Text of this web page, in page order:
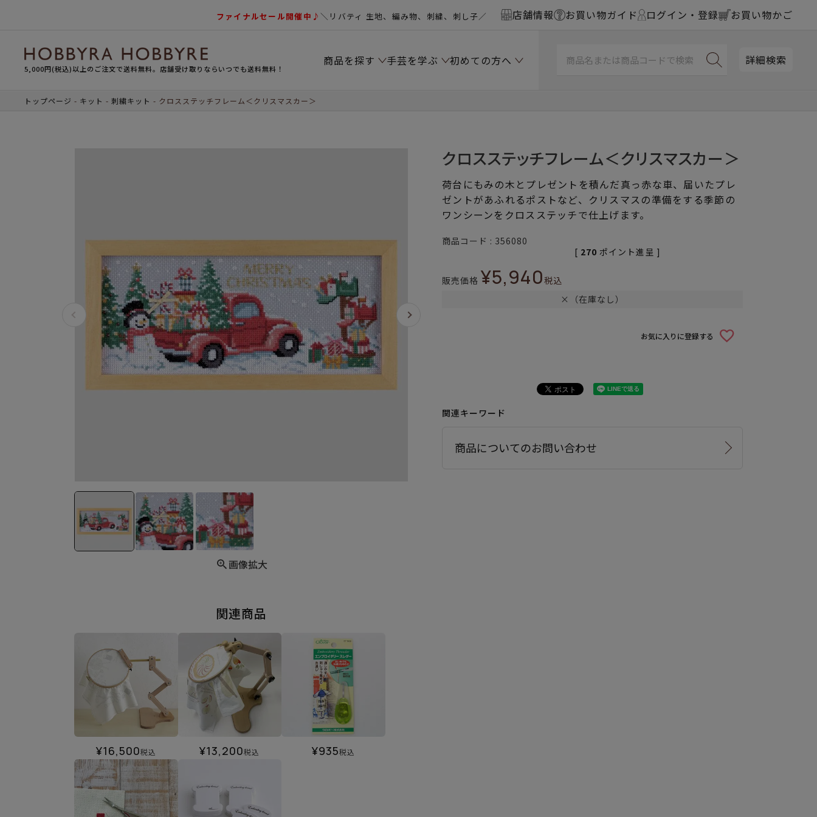
ファイナルセール開催中♪＼リバティ 生地、編み物、刺繍、刺し子／ 店舗情報 お買い物ガイド ログイン・登録 お買い物かご
5,000円(税込)以上のご注文で送料無料。店舗受け取りならいつでも送料無料！
商品を探す 手芸を学ぶ 初めての方へ 詳細検索
トップページ キット 刺繍キット クロスステッチフレーム＜クリスマスカー＞
画像拡大
関連商品
¥16,500税込 ¥13,200税込 ¥935税込
クロスステッチフレーム＜クリスマスカー＞
荷台にもみの木とプレゼントを積んだ真っ赤な車、届いたプレ
ゼントがあふれるポストなど、クリスマスの準備をする季節の
ワンシーンをクロスステッチで仕上げます。
商品コード 356080
販売価格 ¥5,940税込
[ 270 ポイント進呈 ]
×（在庫なし）
お気に入りに登録する
関連キーワード
商品についてのお問い合わせ